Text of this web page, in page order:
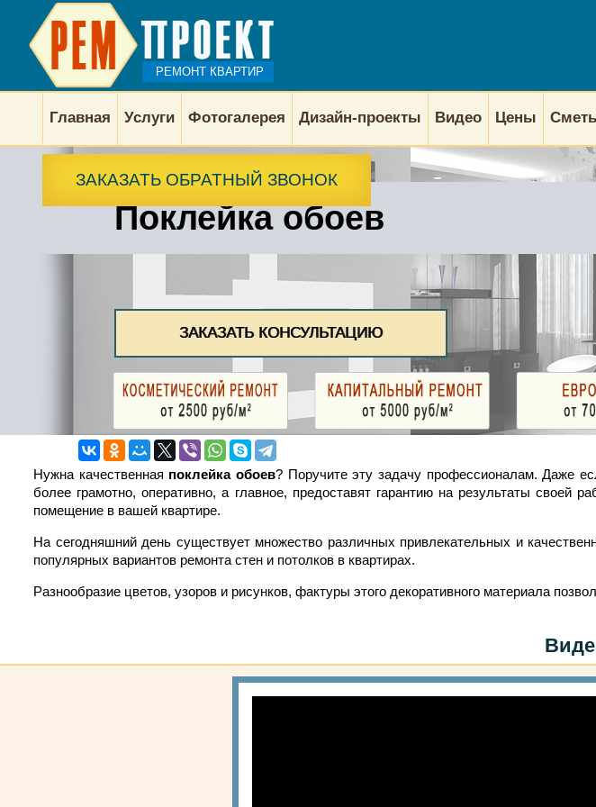
РЕМОНТ КВАРТИР
Главная Услуги Фотогалерея Дизайн-проекты Видео Цены
ЗАКАЗАТЬ ОБРАТНЫЙ ЗВОНОК
ЗАКАЗАТЬ КОНСУЛЬТАЦИЮ
Поклейка обоев
Нужна качественная поклейка обоев? Поручите эту задачу профессионалам. Даже
более грамотно, оперативно, а главное, предоставят гарантию на результаты
помещение в вашей квартире.
На сегодняшний день существует множество различных привлекательных и
популярных вариантов ремонта стен и потолков в квартирах.
Разнообразие цветов, узоров и рисунков, фактуры этого декоративного материала